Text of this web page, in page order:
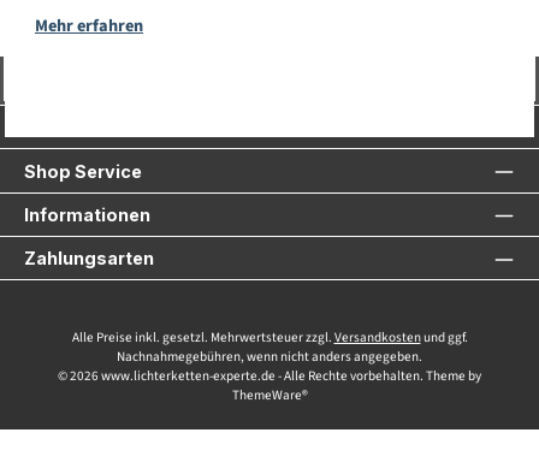
Mehr erfahren
Shop Service
Informationen
Zahlungsarten
Alle Preise inkl. gesetzl. Mehrwertsteuer zzgl. Versandkostenund ggf.
Nachnahmegebühren, wenn nicht anders angegeben.
© 2026 www.lichterketten-experte.de - Alle Rechte vorbehalten. Theme by
ThemeWare®